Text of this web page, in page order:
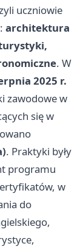
uczniowie
architektura
. W
2025 r.
zawodowe w
się w
. Praktyki były
programu
w
do